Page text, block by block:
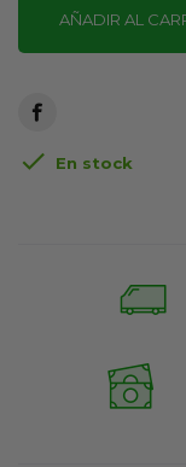
AÑADIR AL
 En stock